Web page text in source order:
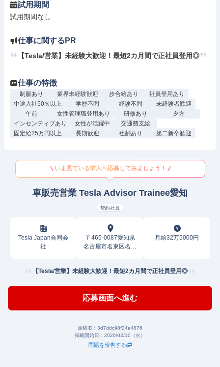
試用期間
試用期間なし
仕事に関するPR
【Tesla/営業】未経験大歓迎！最短2カ月間で正社員登用◎
仕事の特徴
制服あり 業界未経験歓迎 歩合給あり
社員登用あり
中途入社50％以上
学歴不問 経験不問
未経験者歓迎
午前
女性管理職登用あり 研修あり
夕方
インセンティブあり
女性が活躍中
交通費支給
固定給25万円以上
長期歓迎 社割あり 第二新卒歓迎
いま見ている求人へ応募してみましょう！
車販売営業 Tesla Advisor Trainee愛知
契約社員
Tesla Japan合同会
社
〒465-0087愛知県
名古屋市名東区名東
月給32万5000円
【Tesla/営業】未経験大歓迎！最短2カ月間で正社員登用◎
応募画面へ進む
原稿ID： 3d7ddc98f24a4876
掲載開始日： 2026/02/10（火）
問題を報告する